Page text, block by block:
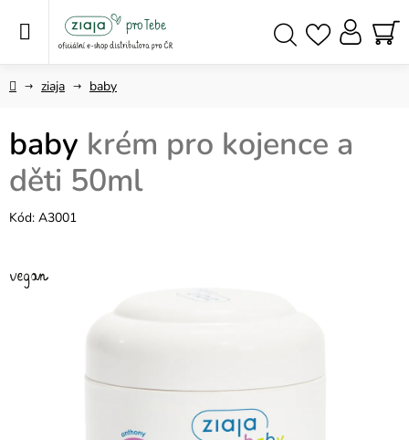
Domůziaja baby
baby krém pro kojence a
děti 50ml
Kód: A3001